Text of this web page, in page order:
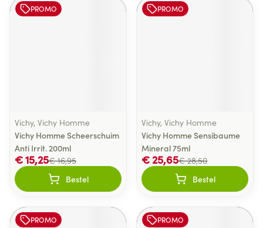
PROMO
Vichy, Vichy Homme
Vichy Homme Scheerschuim
Anti Irrit. 200ml
€ 16,95
€ 15,25
Bestel
PROMO
Vichy, Vichy Homme
Vichy Homme Sensibaume
Mineral 75ml
€ 28,50
€ 25,65
Bestel
PROMO PROMO